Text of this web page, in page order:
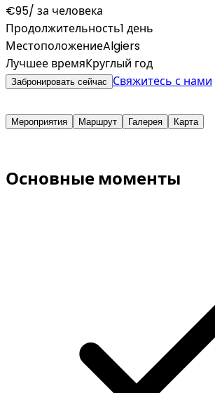
€95/ за человека
Продолжительность1 день
МестоположениеAlgiers
Лучшее времяКруглый год
Забронировать сейчас Свяжитесь с нами
Мероприятия Маршрут Галерея Карта
Основные моменты